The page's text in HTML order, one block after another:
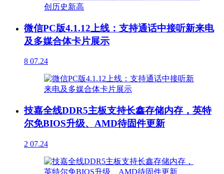
微信PC版4.1.12上线：支持通话中接听新来电
及多媒合体卡片展示
8 07.24
技嘉全线DDR5主板支持长鑫存储内存，英特
尔免BIOS升级、AMD待固件更新
2 07.24